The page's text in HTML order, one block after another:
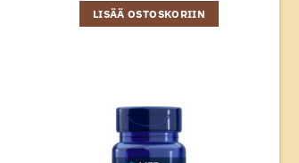
LISÄÄ OSTOSKORIIN